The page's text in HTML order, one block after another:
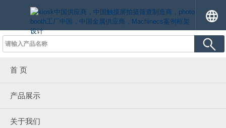
首 页
产品展示
关于我们